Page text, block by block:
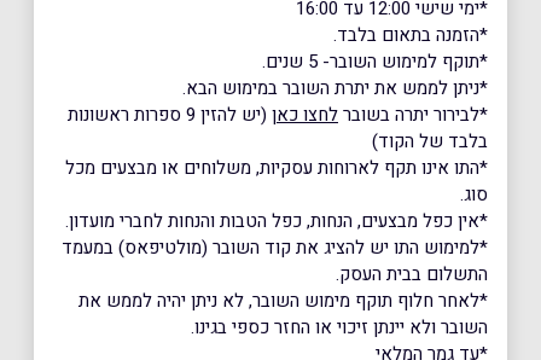
*ימי שישי 12:00 עד 16:00
*הזמנה בתאום בלבד.
*תוקף למימוש השובר- 5 שנים.
*ניתן לממש את יתרת השובר במימוש הבא.
*לבירור יתרה בשוברלחצו כאן
(יש להזין 9 ספרות ראשונות
בלבד של הקוד)
*התו אינו תקף לארוחות עסקיות, משלוחים או מבצעים מכל
סוג.
*אין כפל מבצעים, הנחות, כפל הטבות והנחות לחברי מועדון.
*למימוש התו יש להציג את קוד השובר (מולטיפאס) במעמד
התשלום בבית העסק.
*לאחר חלוף תוקף מימוש השובר, לא ניתן יהיה לממש את
השובר ולא יינתן זיכוי או החזר כספי בגינו.
*עד גמר המלאי